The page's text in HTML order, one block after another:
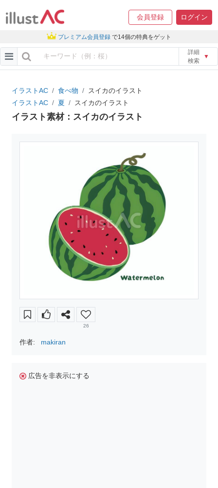
会員登録 ログイン
プレミアム会員登録 で14個の特典をゲット
詳細
検索
▼
イラストAC 食べ物
スイカのイラスト
イラストAC
夏 スイカのイラスト
イラスト素材：スイカのイラスト
26
作者: makiran
広告を非表示にする